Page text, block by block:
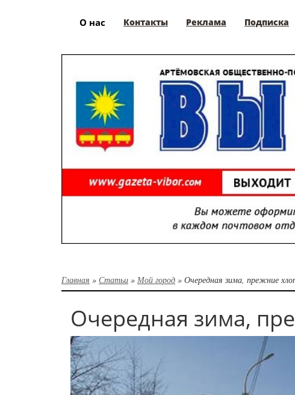
О нас Контакты Реклама Подписка
Главная » Статьи » Мой город » Очередная зима, прежние
Очередная зима,